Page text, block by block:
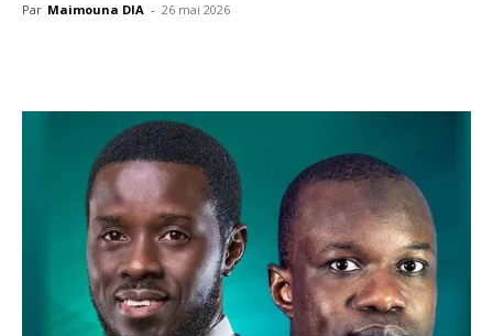
Par Maimouna DIA - 26 mai 2026